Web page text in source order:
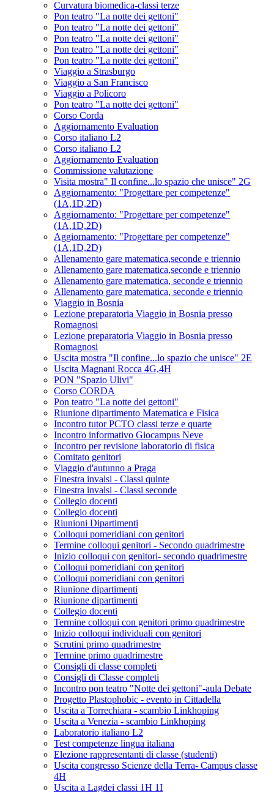
Curvatura biomedica-classi terze
Pon teatro "La notte dei gettoni"
Pon teatro "La notte dei gettoni"
Pon teatro "La notte dei gettoni"
Pon teatro "La notte dei gettoni"
Pon teatro "La notte dei gettoni"
Viaggio a Strasburgo
Viaggio a San Francisco
Viaggio a Policoro
Pon teatro "La notte dei gettoni"
Corso Corda
Aggiornamento Evaluation
Corso italiano L2
Corso italiano L2
Aggiornamento Evaluation
Commissione valutazione
Visita mostra" Il confine...lo spazio che unisce" 2G
Aggiornamento: "Progettare per competenze"
(1A,1D,2D)
Aggiornamento: "Progettare per competenze"
(1A,1D,2D)
Aggiornamento: "Progettare per competenze"
(1A,1D,2D)
Allenamento gare matematica,seconde e triennio
Allenamento gare matematica,seconde e triennio
Allenamento gare matematica, seconde e triennio
Allenamento gare matematica, seconde e triennio
Viaggio in Bosnia
Lezione preparatoria Viaggio in Bosnia presso
Romagnosi
Lezione preparatoria Viaggio in Bosnia presso
Romagnosi
Uscita mostra "Il confine...lo spazio che unisce" 2E
Uscita Magnani Rocca 4G,4H
PON "Spazio Ulivi"
Corso CORDA
Pon teatro "La notte dei gettoni"
Riunione dipartimento Matematica e Fisica
Incontro tutor PCTO classi terze e quarte
Incontro informativo Giocampus Neve
Incontro per revisione laboratorio di fisica
Comitato genitori
Viaggio d'autunno a Praga
Finestra invalsi - Classi quinte
Finestra invalsi - Classi seconde
Collegio docenti
Collegio docenti
Riunioni Dipartimenti
Colloqui pomeridiani con genitori
Termine colloqui genitori - Secondo quadrimestre
Inizio colloqui con genitori- secondo quadrimestre
Colloqui pomeridiani con genitori
Colloqui pomeridiani con genitori
Riunione dipartimenti
Riunione dipartimenti
Collegio docenti
Termine colloqui con genitori primo quadrimestre
Inizio colloqui individuali con genitori
Scrutini primo quadrimestre
Termine primo quadrimestre
Consigli di classe completi
Consigli di Classe completi
Incontro pon teatro "Notte dei gettoni"-aula Debate
Progetto Plastophobic - evento in Cittadella
Uscita a Torrechiara - scambio Linkhoping
Uscita a Venezia - scambio Linkhoping
Laboratorio italiano L2
Test competenze lingua italiana
Elezione rappresentanti di classe (studenti)
Uscita congresso Scienze della Terra- Campus classe
4H
Uscita a Lagdei classi 1H 1I